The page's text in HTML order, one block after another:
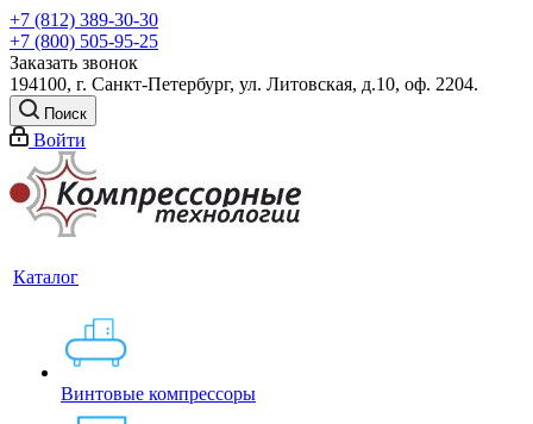
+7 (812) 389-30-30
+7 (800) 505-95-25
Заказать звонок
194100, г. Санкт-Петербург, ул. Литовская, д.10, оф. 2204.
Поиск
Войти
Каталог
Винтовые компрессоры